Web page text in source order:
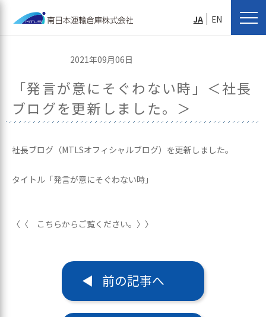
JA EN
2021年09月06日
「発言が意にそぐわない時」＜社長
ブログを更新しました。＞
社長ブログ（MTLSオフィシャルブログ）を更新しました。
タイトル「発言が意にそぐわない時」
〈〈 こちらからご覧ください。〉〉
前の記事へ